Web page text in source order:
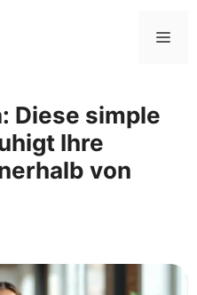
Diese simple
Ihre
von